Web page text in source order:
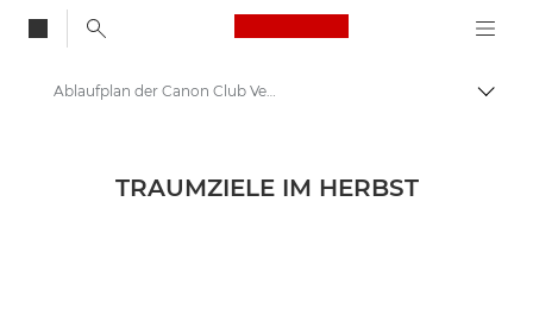
Canon Logo, back
Auf
Competititons & Prize Draws
Ablaufplan der Canon Club Verlosung Juni 2025
TRAUMZIELE IM HERBST